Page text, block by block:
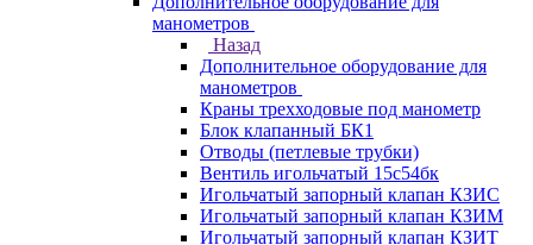
манометров
Назад
Дополнительное оборудование для
манометров
Краны трехходовые под манометр
Блок клапанный БК1
Отводы (петлевые трубки)
Вентиль игольчатый 15с54бк
Игольчатый запорный клапан КЗИС
Игольчатый запорный клапан КЗИМ
Игольчатый запорный клапан КЗИТ